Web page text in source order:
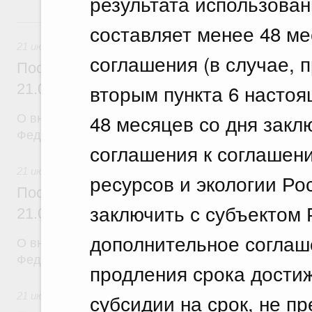
составляет менее 48
соглашения (в случае,
вторым пункта 6
48 месяцев со дня
соглашения к
ресурсов и экологии
заключить с
дополнительное
продления срока
субсидии на срок, не
Постановление Правительства
21.07.2026 г. № 917
О внесении изменений в постановление
Федерации от 27 октября 2021 г. № 1838
Постановление Правительства
21.07.2026 г. № 916
О внесении изменений в постановление
Федерации от 25 ноября 2025 г. № 1880